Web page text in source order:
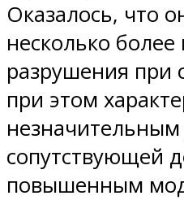
Оказалось, что
несколько
разрушения при
при этом
сопутствующей
повышенным